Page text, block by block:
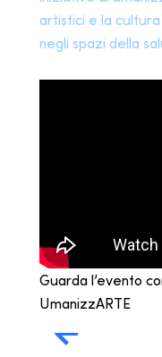
artistici e la cultura
negli spazi della
Guarda l’evento
UmanizzARTE